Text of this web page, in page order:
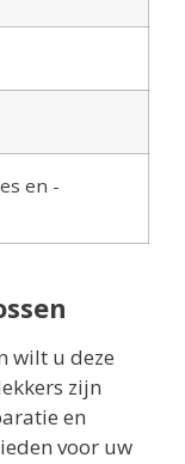
en -
wilt u deze
zijn
en
voor uw